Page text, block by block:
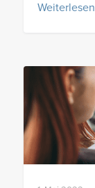
Weiterlesen